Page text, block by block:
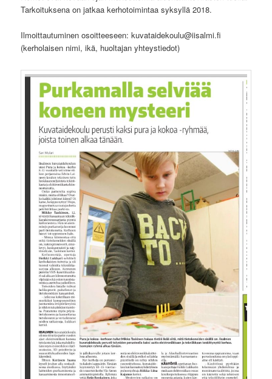
Tarkoituksena on jatkaa kerhotoimintaa syksyllä 2018.
Ilmoittautuminen osoitteeseen: kuvataidekoulu@iisalmi.fi
(kerholaisen nimi, ikä, huoltajan yhteystiedot)